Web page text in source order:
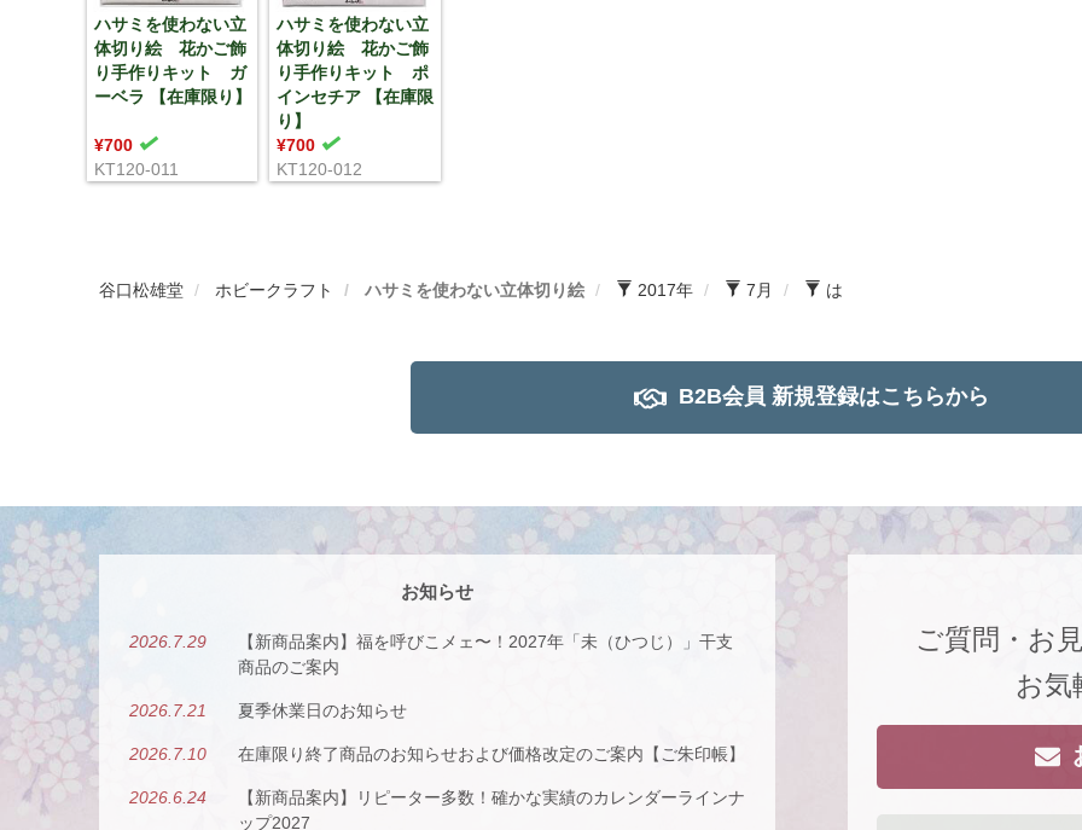
ハサミを使わない立
体切り絵 花かご飾
り手作りキット ガ
ーベラ 【在庫限り】
¥700
KT120-011
ハサミを使わない立
体切り絵 花かご飾
り手作りキット ポ
インセチア 【在庫限
り】
¥700
KT120-012
谷口松雄堂 ホビークラフト ハサミを使わない立体切り絵 2017年 7月 は
B2B会員 新規登録はこちらから
お知らせ
2026.7.29
【新商品案内】福を呼びこメェ〜！2027年「未（ひつじ）」干支
商品のご案内
2026.7.21 夏季休業日のお知らせ
2026.7.10 在庫限り終了商品のお知らせおよび価格改定のご案内【ご朱印帳】
2026.6.24
【新商品案内】リピーター多数！確かな実績のカレンダーラインナ
ップ2027
ご質問・お
お気